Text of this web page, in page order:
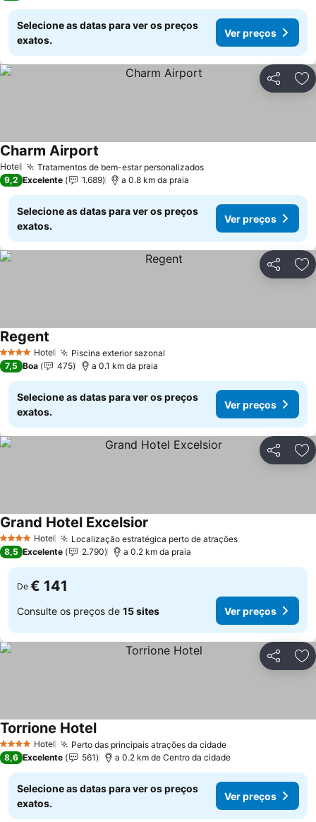
Selecione as datas para ver os preços
exatos.
Ver preços
Partilhar
Hotel Tratamentos de bem-estar personalizadosVer preços
Charm Airport
9,2 Excelente 1.689 a 0.8 km da praia
Selecione as datas para ver os preços
exatos.
Ver preços
Partilhar
4 EstrelasHotel Piscina exterior sazonal
Regent
7,5 Boa 475 a 0.1 km da praia
Selecione as datas para ver os preços
exatos.
Ver preços
Partilhar
4 EstrelasHotel Localização estratégica perto de atraçõesVer preços
Grand Hotel Excelsior
8,5 Excelente 2.790 a 0.2 km da praia
De € 141
Consulte os preços de 15 sites Ver preços
Partilhar
4 EstrelasHotel Perto das principais atrações da cidadeVer preços
Torrione HotelVer preços
8,6 Excelente 561 a 0.2 km de Centro da cidade
Selecione as datas para ver os preços
exatos.
Ver preços